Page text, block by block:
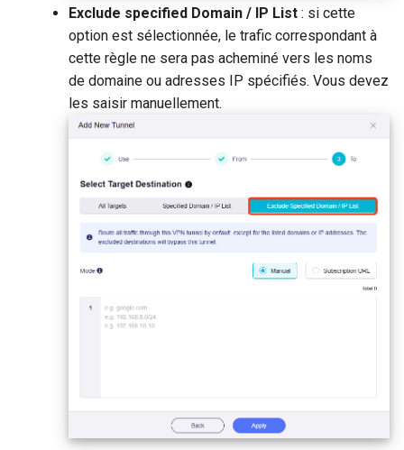
Exclude specified Domain / IP List : si cette
option est sélectionnée, le trafic correspondant à
cette règle ne sera pas acheminé vers les noms
de domaine ou adresses IP spécifiés. Vous devez
les saisir manuellement.